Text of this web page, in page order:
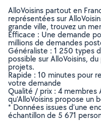
AlloVoisins partout en
représentées sur
grande ville, trouvez un
Efficace : Une demande
millions de demandes
Généraliste : 1 250 types
possible sur AlloVoisins,
projets.
Rapide : 10 minutes pour
votre demande
Qualité / prix : 4 membres
qu’AlloVoisins propose
* Données issues d’une
échantillon de 5 671